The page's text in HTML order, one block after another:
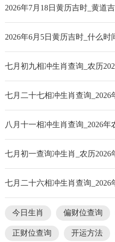
2026年7月18日黄历吉时_黄道
2026年6月5日黄历吉时_什么
七月初九相冲生肖查询_农历
七月二十七相冲生肖查询_2026
八月十一相冲生肖查询_2026年
七月初一查询冲生肖_农历2026
七月二十六相冲生肖查询_2026
今日生肖 偏财位查询
正财位查询 开运方法